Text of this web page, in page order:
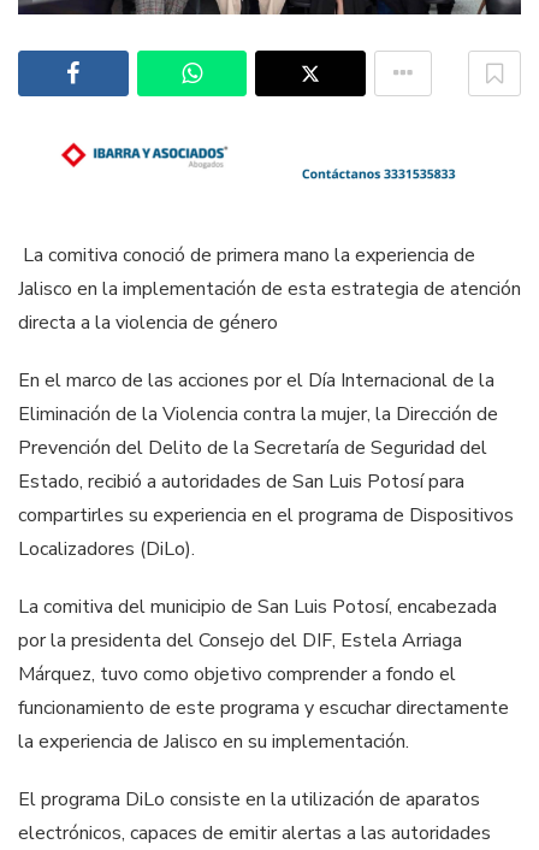
La comitiva conoció de primera mano la experiencia de
Jalisco en la implementación de esta estrategia de atención
directa a la violencia de género
En el marco de las acciones por el Día Internacional de la
Eliminación de la Violencia contra la mujer, la Dirección de
Prevención del Delito de la Secretaría de Seguridad del
Estado, recibió a autoridades de San Luis Potosí para
compartirles su experiencia en el programa de Dispositivos
Localizadores (DiLo).
La comitiva del municipio de San Luis Potosí, encabezada
por la presidenta del Consejo del DIF, Estela Arriaga
Márquez, tuvo como objetivo comprender a fondo el
funcionamiento de este programa y escuchar directamente
la experiencia de Jalisco en su implementación.
El programa DiLo consiste en la utilización de aparatos
electrónicos, capaces de emitir alertas a las autoridades